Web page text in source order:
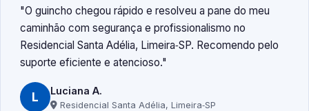
O guincho chegou rápido e resolveu a pane do meu
caminhão com segurança e profissionalismo no
Residencial Santa Adélia, Limeira‑SP. Recomendo pelo
suporte eficiente e atencioso.
L Luciana A.
Residencial Santa Adélia, Limeira‑SP